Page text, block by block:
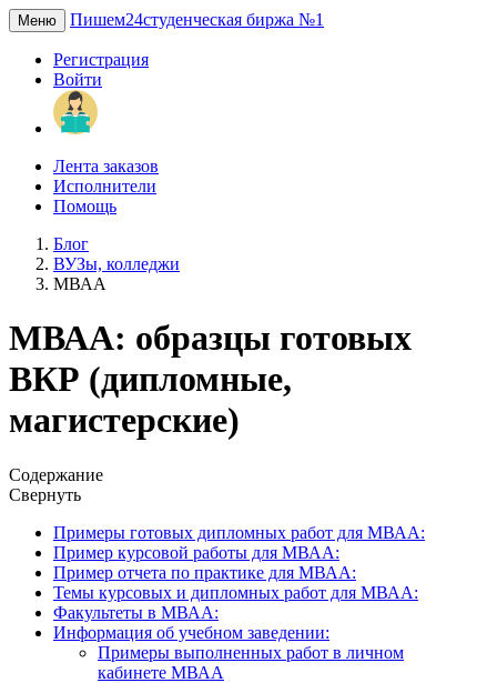
Меню Пишем24студенческая биржа №1
Регистрация
Войти
Лента заказов
Исполнители
Помощь
Блог
ВУЗы, колледжи
МВАА
МВАА: образцы готовых
ВКР (дипломные,
магистерские)
Содержание
Свернуть
Примеры готовых дипломных работ для МВАА:
Пример курсовой работы для МВАА:
Пример отчета по практике для МВАА:
Темы курсовых и дипломных работ для МВАА:
Факультеты в МВАА:
Информация об учебном заведении:
Примеры выполненных работ в личном
кабинете МВАА